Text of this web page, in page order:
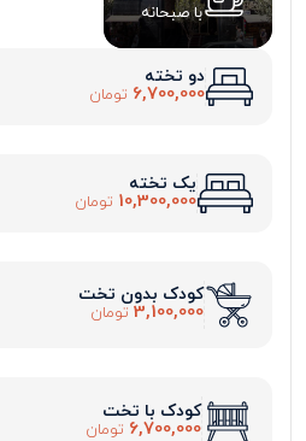
با صبحانه
دو تخته
6,700,000 تومان
یک تخته
10,300,000 تومان
کودک بدون تخت
3,100,000 تومان
کودک با تخت
6,700,000 تومان